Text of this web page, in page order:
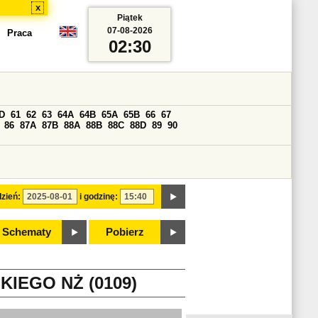
x
Praca
i godzinę:
61 62 63 64A 64B 65A 65B 66 67
86 87A 87B 88A 88B 88C 88D 89 90
Schematy Pobierz
Piątek
07-08-2026
02:30
NŻ (0109)